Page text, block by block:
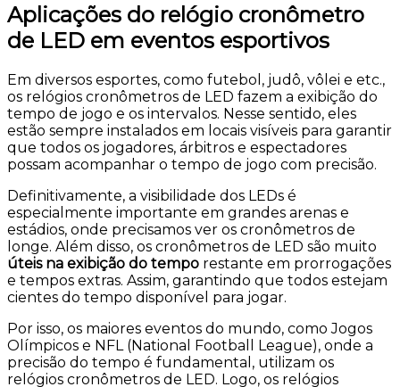
Aplicações do relógio cronômetro
de LED em eventos esportivos
Em diversos esportes, como futebol, judô, vôlei e etc.,
os relógios cronômetros de LED fazem a exibição do
tempo de jogo e os intervalos. Nesse sentido, eles
estão sempre instalados em locais visíveis para garantir
que todos os jogadores, árbitros e espectadores
possam acompanhar o tempo de jogo com precisão.
Definitivamente, a visibilidade dos LEDs é
especialmente importante em grandes arenas e
estádios, onde precisamos ver os cronômetros de
longe. Além disso, os cronômetros de LED são muito
úteis na exibição do tempo restante em prorrogações
e tempos extras. Assim, garantindo que todos estejam
cientes do tempo disponível para jogar.
Por isso, os maiores eventos do mundo, como Jogos
Olímpicos e NFL (National Football League), onde a
precisão do tempo é fundamental, utilizam os
relógios cronômetros de LED. Logo, os relógios